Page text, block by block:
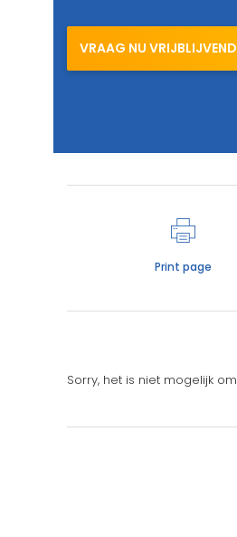
VRAAG NU VRIJBLIJVEND
Print page
Sorry, het is niet mogelijk